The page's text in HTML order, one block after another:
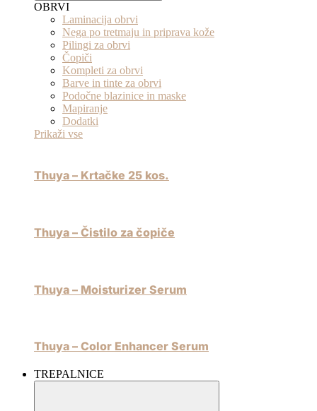
OBRVI
Laminacija obrvi
Nega po tretmaju in priprava kože
Pilingi za obrvi
Čopiči
Kompleti za obrvi
Barve in tinte za obrvi
Podočne blazinice in maske
Mapiranje
Dodatki
Prikaži vse
Thuya – Krtačke 25 kos.
Thuya – Čistilo za čopiče
Thuya – Moisturizer Serum
Thuya – Color Enhancer Serum
TREPALNICE